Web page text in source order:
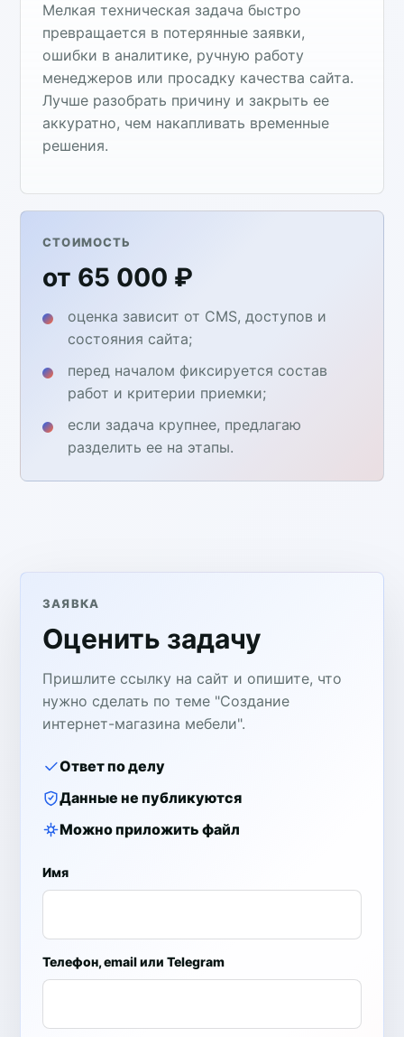
Мелкая техническая задача быстро
превращается в потерянные заявки,
ошибки в аналитике, ручную работу
менеджеров или просадку качества сайта.
Лучше разобрать причину и закрыть ее
аккуратно, чем накапливать временные
решения.
СТОИМОСТЬ
от 65 000 ₽
оценка зависит от CMS, доступов и
состояния сайта;
перед началом фиксируется состав
работ и критерии приемки;
если задача крупнее, предлагаю
разделить ее на этапы.
ЗАЯВКА
Оценить задачу
Пришлите ссылку на сайт и опишите, что
нужно сделать по теме "Создание
интернет-магазина мебели".
Ответ по делу
Данные не публикуются
Можно приложить файл
Имя
Телефон, email или Telegram